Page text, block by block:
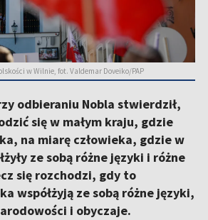
w Wilnie, fot. Valdemar Doveiko/PAP
odbieraniu Nobla stwierdził,
się w małym kraju, gdzie
na miarę człowieka, gdzie w
ze sobą różne języki i różne
się rozchodzi, gdy to
współżyją ze sobą różne języki,
i obyczaje.